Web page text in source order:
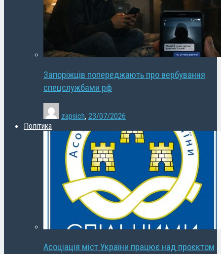
Запоріжців попереджають про вербування
спецслужбами рф
zapsich, 23/07/2026
Політика
Асоціація міст України працює над проєктом